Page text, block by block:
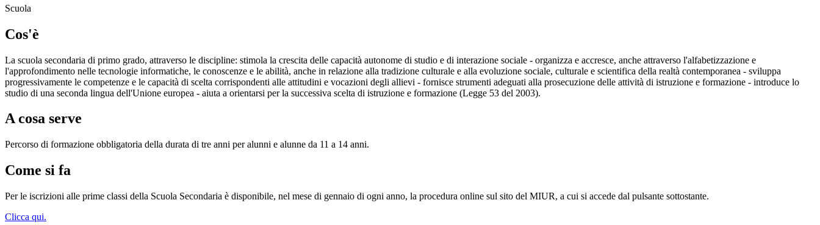
Scuola
Cos'è
La scuola secondaria di primo grado, attraverso le discipline: stimola la crescita delle capacità autonome di studio e di interazione sociale - organizza e accresce, anche attraverso l'alfabetizzazione e
l'approfondimento nelle tecnologie informatiche, le conoscenze e le abilità, anche in relazione alla tradizione culturale e alla evoluzione sociale, culturale e scientifica della realtà contemporanea - sviluppa
progressivamente le competenze e le capacità di scelta corrispondenti alle attitudini e vocazioni degli allievi - fornisce strumenti adeguati alla prosecuzione delle attività di istruzione e formazione - introduce lo
studio di una seconda lingua dell'Unione europea - aiuta a orientarsi per la successiva scelta di istruzione e formazione (Legge 53 del 2003).
A cosa serve
Percorso di formazione obbligatoria della durata di tre anni per alunni e alunne da 11 a 14 anni.
Come si fa
Per le iscrizioni alle prime classi della Scuola Secondaria è disponibile, nel mese di gennaio di ogni anno, la procedura online sul sito del MIUR, a cui si accede dal pulsante sottostante.
Clicca qui.